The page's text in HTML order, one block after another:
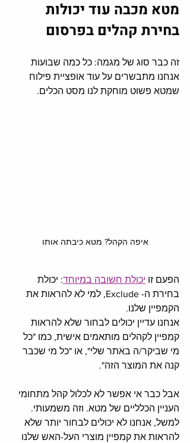
מטא מכבה עוד יכולות
בחירת קהלים בפרסום
זה כבר סוג של מגמה: כל כמה שבועות
אנחנו מתבשרים על עוד אופציית פילוח
שמטא פשוט מוחקת לנו מסט הכלים.
איפה הקהל? מטא כיבתה אותו
הפעם זו יכולת חשובה במיוחד: יכולת
בחירת ה- Exclude, למי לא להראות את
הקמפיין שלנו.
אנחנו עדיין יכולים לבחור שלא להראות
קמפיין לקהלים מותאמים אישית, כמו "כל
מי שביקר/ה באתר שלי", או "כל מי שכבר
קנה את המוצר הזה".
אבל כבר אי אפשר לא לכלול קהל מתחומי
העניין הכלליים של מטא. וזה משמעותי.
למשל, אנחנו לא יכולים לבחור יותר שלא
להראות את קמפיין מוצרי העל-האש שלנו